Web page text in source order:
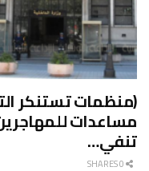
(منظمات تستنكر
مساعدات
تنفي…